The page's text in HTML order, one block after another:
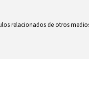
relacionados de otros